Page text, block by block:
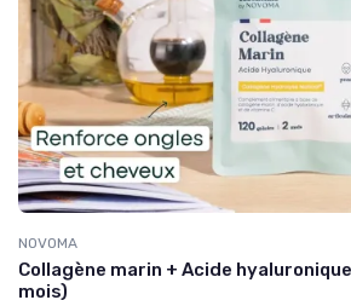
NOVOMA
Collagène marin + Acide
mois)